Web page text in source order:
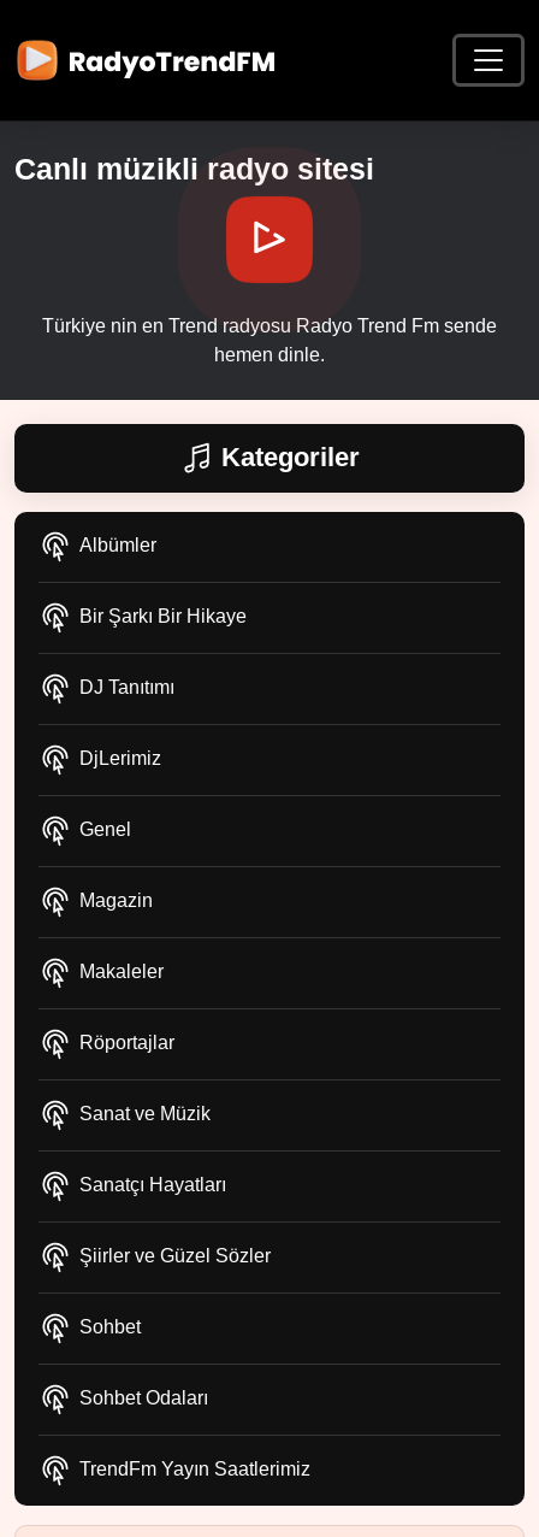
Canlı müzikli radyo sitesi
Türkiye nin en Trend radyosu Radyo Trend Fm sende
hemen dinle.
Kategoriler
Albümler
Bir Şarkı Bir Hikaye
DJ Tanıtımı
DjLerimiz
Genel
Magazin
Makaleler
Röportajlar
Sanat ve Müzik
Sanatçı Hayatları
Şiirler ve Güzel Sözler
Sohbet
Sohbet Odaları
TrendFm Yayın Saatlerimiz